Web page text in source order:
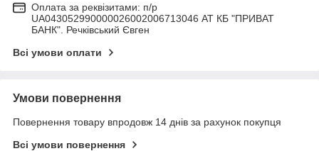
Оплата за реквізитами: п/р
UA043052990000026002006713046 АТ КБ "ПРИВАТ
БАНК". Речківський Євген
Всі умови оплати
Умови повернення
Повернення товару впродовж 14 днів за рахунок покупця
Всі умови повернення